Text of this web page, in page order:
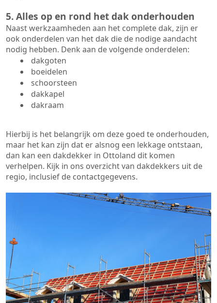
5. Alles op en rond het dak onderhouden
Naast werkzaamheden aan het complete dak, zijn er
ook onderdelen van het dak die de nodige aandacht
nodig hebben. Denk aan de volgende onderdelen:
dakgoten
boeidelen
schoorsteen
dakkapel
dakraam
Hierbij is het belangrijk om deze goed te onderhouden,
maar het kan zijn dat er alsnog een lekkage ontstaan,
dan kan een dakdekker in Ottoland dit komen
verhelpen. Kijk in ons overzicht van dakdekkers uit de
regio, inclusief de contactgegevens.